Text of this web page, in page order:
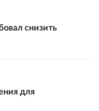
снизить
для